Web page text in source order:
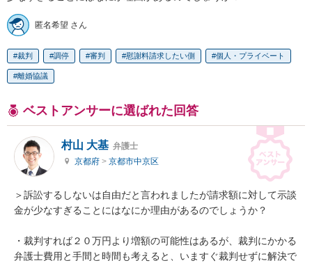
匿名希望 さん
裁判 調停 審判 慰謝料請求したい側 個人・プライベート
離婚協議
ベストアンサーに選ばれた回答
村山 大基 弁護士
京都府 > 京都市中京区
＞訴訟するしないは自由だと言われましたが請求額に対して示談
金が少なすぎることにはなにか理由があるのでしょうか？
・裁判すれば２０万円より増額の可能性はあるが、裁判にかかる
弁護士費用と手間と時間も考えると、いますぐ裁判せずに解決で